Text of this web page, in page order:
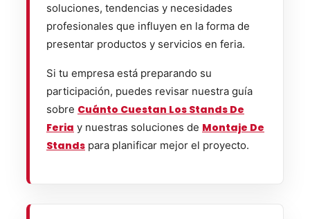
soluciones, tendencias y necesidades
profesionales que influyen en la forma de
presentar productos y servicios en feria.
Si tu empresa está preparando su
participación, puedes revisar nuestra guía
sobre Cuánto Cuestan Los Stands De
Feria y nuestras soluciones de Montaje De
Stands para planificar mejor el proyecto.